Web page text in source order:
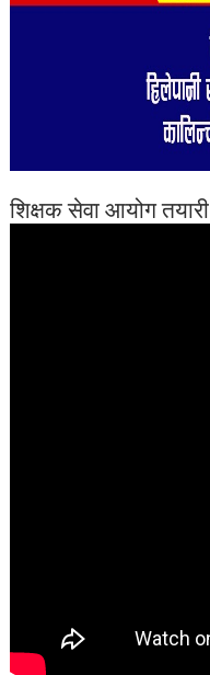
शिक्षक सेवा आयोग तयारी